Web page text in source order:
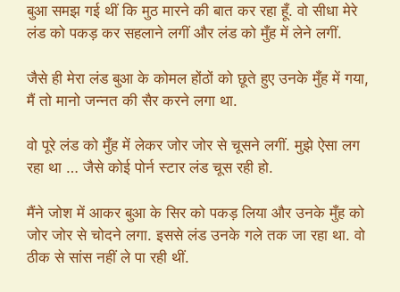
बुआ समझ गई थीं कि मुठ मारने की बात कर रहा हूँ. वो सीधा मेरे
लंड को पकड़ कर सहलाने लगीं और लंड को मुँह में लेने लगीं.
जैसे ही मेरा लंड बुआ के कोमल होंठों को छूते हुए उनके मुँह में गया,
मैं तो मानो जन्नत की सैर करने लगा था.
वो पूरे लंड को मुँह में लेकर जोर जोर से चूसने लगीं. मुझे ऐसा लग
रहा था … जैसे कोई पोर्न स्टार लंड चूस रही हो.
मैंने जोश में आकर बुआ के सिर को पकड़ लिया और उनके मुँह को
जोर जोर से चोदने लगा. इससे लंड उनके गले तक जा रहा था. वो
ठीक से सांस नहीं ले पा रही थीं.